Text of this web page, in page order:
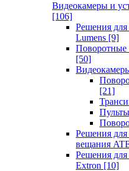
Видеокамеры и
[106]
Решения для
Lumens [9]
Поворотные
[50]
[21]
Решения для
вещания
Решения для
Extron [10]